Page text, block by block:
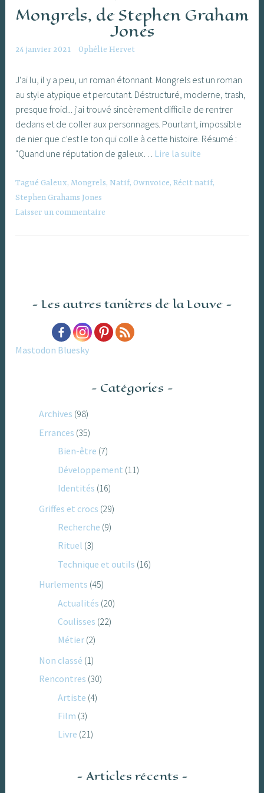
Mongrels, de Stephen Graham
Jones
24 janvier 2021 Ophélie Hervet
J'ai lu, il y a peu, un roman étonnant. Mongrels est un roman
au style atypique et percutant. Déstructuré, moderne, trash,
presque froid... j'ai trouvé sincèrement difficile de rentrer
dedans et de coller aux personnages. Pourtant, impossible
de nier que c'est le ton qui colle à cette histoire. Résumé :
"Quand une réputation de galeux… Lire la suite
Stephen
Tagué Galeux,Mongrels,Natif, Ownvoice,Récit natif,
Stephen Grahams Jones
Laisser un commentaire
Les autres tanières de la Louve
Mastodon Bluesky
Catégories
Archives (98)
Errances (35)
Bien-être (7)
Développement (11)
Identités (16)
Griffes et crocs (29)
Recherche (9)
Rituel (3)
Technique et outils (16)
Hurlements (45)
Actualités (20)
Coulisses (22)
Métier (2)
Non classé (1)
Rencontres (30)
Artiste (4)
Film (3)
Livre (21)
Articles récents